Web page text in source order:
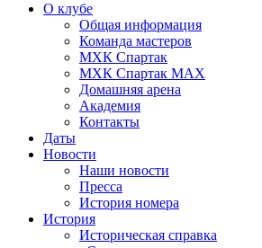
О клубе
Общая информация
Команда мастеров
МХК Спартак
МХК Спартак МАХ
Домашняя арена
Академия
Контакты
Даты
Новости
Наши новости
Пресса
История номера
История
Историческая справка